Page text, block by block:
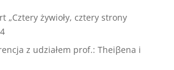
„Cztery żywioły, cztery strony
z udziałem prof.: Theiβena i